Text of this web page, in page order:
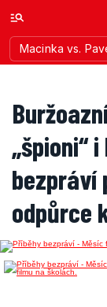
Macinka vs.
„špioni“
bezpráví
odpůrce